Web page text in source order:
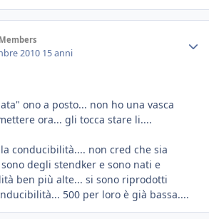
Members
2010 15 anni
ono a posto... non ho una vasca
ora... gli tocca stare li....
conducibilità.... non cred che sia
degli stendker e sono nati e
ben più alte... si sono riprodotti
500 per loro è già bassa....